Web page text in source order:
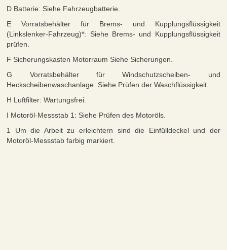
D Batterie: Siehe Fahrzeugbatterie.
E Vorratsbehälter für Brems- und Kupplungsflüssigkeit
(Linkslenker-Fahrzeug)*: Siehe Brems- und Kupplungsflüssigkeit
prüfen.
F Sicherungskasten Motorraum Siehe Sicherungen.
G Vorratsbehälter für Windschutzscheiben- und
Heckscheibenwaschanlage: Siehe Prüfen der Waschflüssigkeit.
H Luftfilter: Wartungsfrei.
I Motoröl-Messstab 1: Siehe Prüfen des Motoröls.
1 Um die Arbeit zu erleichtern sind die Einfülldeckel und der
Motoröl-Messstab farbig markiert.